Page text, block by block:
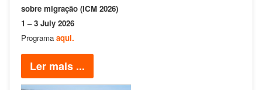
sobre migração (ICM 2026)
1 – 3 July 2026
Programa aqui.
Ler mais ...